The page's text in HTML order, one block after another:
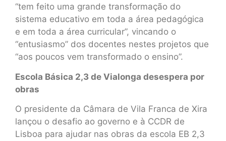
“tem feito uma grande transformação do
sistema educativo em toda a área pedagógica
e em toda a área curricular”, vincando o
“entusiasmo” dos docentes nestes projetos que
“aos poucos vem transformado o ensino”.
Escola Básica 2,3 de Vialonga desespera por
obras
O presidente da Câmara de Vila Franca de Xira
lançou o desafio ao governo e à CCDR de
Lisboa para ajudar nas obras da escola EB 2,3